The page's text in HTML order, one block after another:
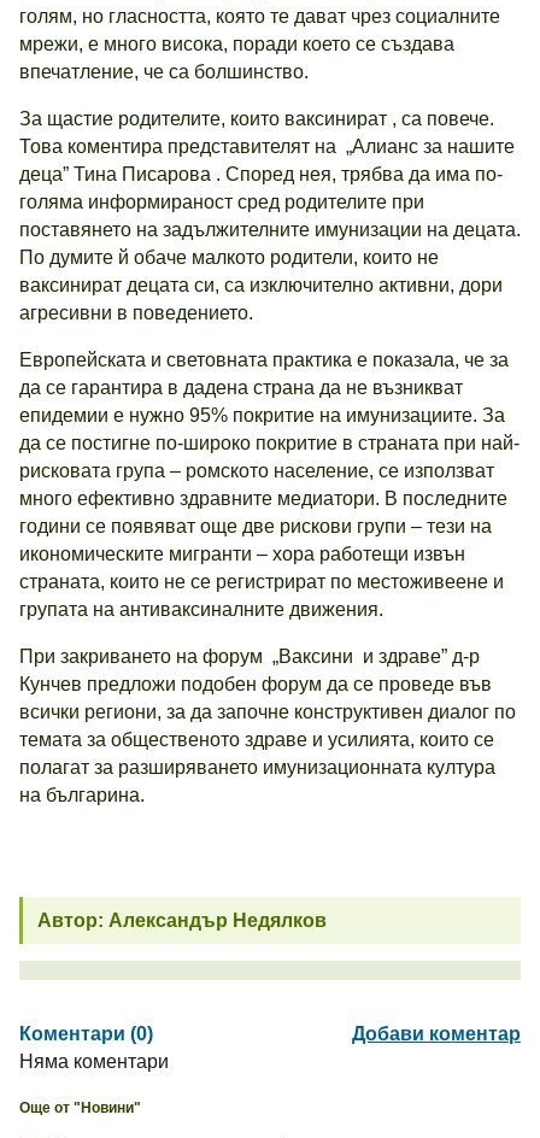
голям, но гласността, която те дават чрез социалните
мрежи, е много висока, поради което се създава
впечатление, че са болшинство.
За щастие родителите, които ваксинират , са повече.
Това коментира представителят на „Алианс за нашите
деца” Тина Писарова . Според нея, трябва да има по-
голяма информираност сред родителите при
поставянето на задължителните имунизации на децата.
По думите й обаче малкото родители, които не
ваксинират децата си, са изключително активни, дори
агресивни в поведението.
Европейската и световната практика е показала, че за
да се гарантира в дадена страна да не възникват
епидемии е нужно 95% покритие на имунизациите. За
да се постигне по-широко покритие в страната при най-
рисковата група – ромското население, се използват
много ефективно здравните медиатори. В последните
години се появяват още две рискови групи – тези на
икономическите мигранти – хора работещи извън
страната, които не се регистрират по местоживеене и
групата на антиваксиналните движения.
При закриването на форум „Ваксини и здраве” д-р
Кунчев предложи подобен форум да се проведе във
всички региони, за да започне конструктивен диалог по
темата за общественото здраве и усилията, които се
полагат за разширяването имунизационната култура
на българина.
Автор: Александър Недялков
Коментари (0)
Добави коментар
Няма коментари
Още от "Новини"